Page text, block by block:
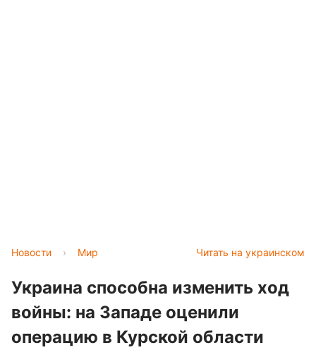
Читать на украинском
Новости › Мир
Украина способна изменить ход
войны: на Западе оценили
операцию в Курской области